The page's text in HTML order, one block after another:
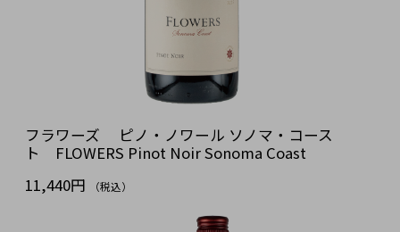
フラワーズ ピノ・ノワール ソノマ・コース
ト FLOWERS Pinot Noir Sonoma Coast
11,440円
（税込）